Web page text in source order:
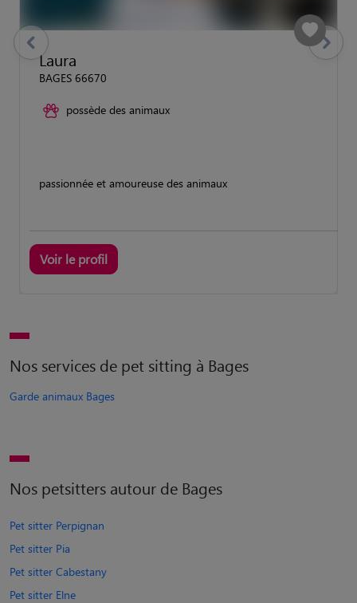
Laura
BAGES 66670
possède des animaux
passionnée et amoureuse des animaux
Voir le profil
previous Suivant
Nos services de pet sitting à Bages
Garde animaux Bages
Nos petsitters autour de Bages
Pet sitter Perpignan
Pet sitter Pia
Pet sitter Cabestany
Pet sitter Elne